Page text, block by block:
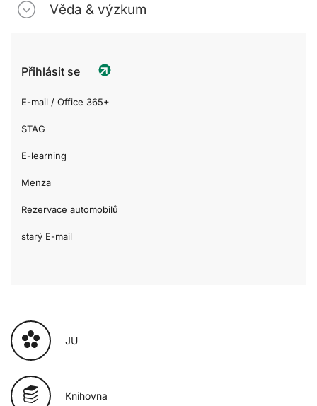
Věda & výzkum
Přihlásit se
E-mail / Office 365+
STAG
E-learning
Menza
Rezervace automobilů
starý E-mail
JU
Knihovna